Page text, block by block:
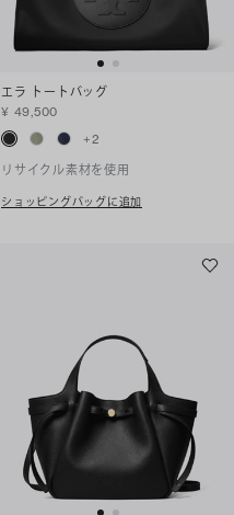
エラ トートバッグ
¥ 49,500
+2
リサイクル素材を使用
ショッピングバッグに追加